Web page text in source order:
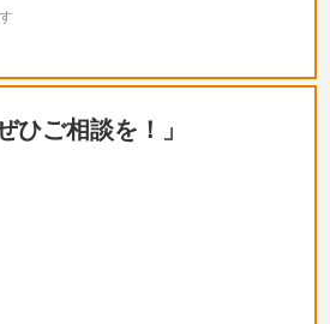
ひご相談を！」